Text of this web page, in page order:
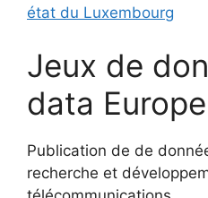
état du Luxembourg
Jeux de
data Europe
Publication de de
recherche et